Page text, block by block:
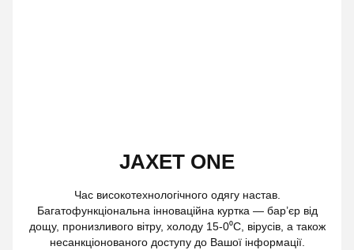
JAXET ONE
Час високотехнологічного одягу настав.
Багатофункціональна інноваційна куртка — бар’єр від
дощу, пронизливого вітру, холоду 15-0⁰С, вірусів, а також
несанкціонованого доступу до Вашої інформації.